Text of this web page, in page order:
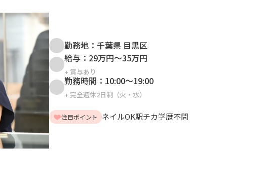
勤務地： 千葉県 目黒区
給与： 29万円～35万円
+ 賞与あり
勤務時間： 10:00～19:00
+ 完全週休2日制（火・水）
注目ポイント ネイルOK駅チカ学歴不問